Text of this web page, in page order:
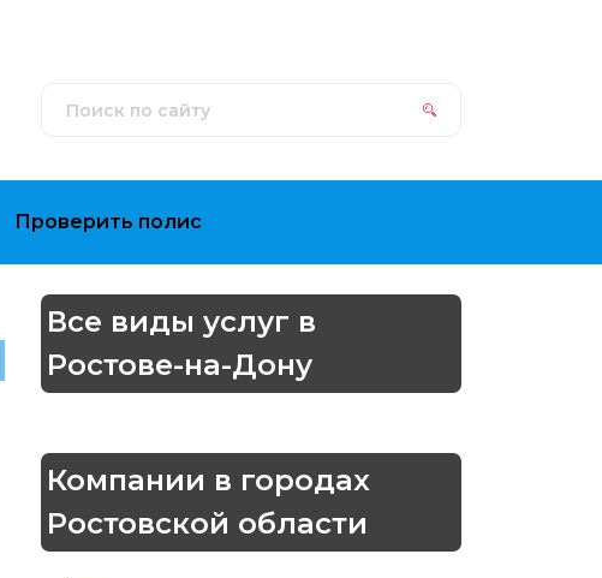
Проверить полис
Все виды услуг в
Ростове-на-Дону
Компании в городах
Ростовской области